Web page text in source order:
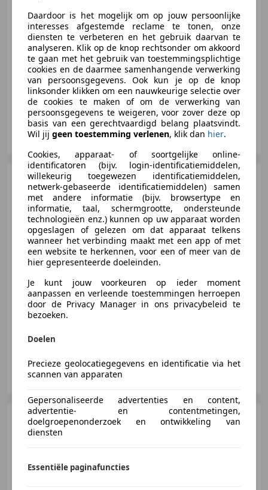
Excl. BTW
09/2009 223.052 km Diesel
55 kW (75 PK)
Vertrouwd op weg!
Dani Automobielen
NL-7665 SE ALBERGEN
Peugeot Partner120 1.6
e-HDI L1 XT Profit + Automaat
MARGE Auto
€ 6.700
07/2014 124.526 km Diesel
66 kW (90 PK)
Nu extra scherpe aanbieding!
Autobedrijf Wemmenhove B.V.
NL-7921 VM ZUIDWOLDE
Peugeot Partner
120 1.6
BlueHDi 100 L1 Première S&S
Daardoor is het mogelijk om op jouw persoonlijke
interesses afgestemde reclame te tonen, onze
diensten te verbeteren en het gebruik daarvan te
analyseren. Klik op de knop rechtsonder om akkoord
te gaan met het gebruik van toestemmingsplichtige
cookies en de daarmee samenhangende verwerking
van persoonsgegevens. Ook kun je op de knop
linksonder klikken om een nauwkeurige selectie over
de cookies te maken of om de verwerking van
persoonsgegevens te weigeren, voor zover deze op
basis van een gerechtvaardigd belang plaatsvindt.
Wil jij geen toestemming verlenen, klik dan hier.
Cookies, apparaat- of soortgelijke online-
identificatoren (bijv. login-identificatiemiddelen,
willekeurig toegewezen identificatiemiddelen,
netwerk-gebaseerde identificatiemiddelen) samen
met andere informatie (bijv. browsertype en
informatie, taal, schermgrootte, ondersteunde
technologieën enz.) kunnen op uw apparaat worden
opgeslagen of gelezen om dat apparaat telkens
wanneer het verbinding maakt met een app of met
een website te herkennen, voor een of meer van de
hier gepresenteerde doeleinden.
Je kunt jouw voorkeuren op ieder moment
aanpassen en verleende toestemmingen herroepen
door de Privacy Manager in ons privacybeleid te
bezoeken.
Doelen
Precieze geolocatiegegevens en identificatie via het
scannen van apparaten
Gepersonaliseerde advertenties en content,
advertentie- en contentmetingen,
doelgroepenonderzoek en ontwikkeling van
diensten
Essentiële paginafuncties